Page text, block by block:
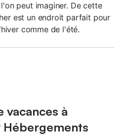
peut imaginer. De cette
est un endroit parfait pour
comme de l'été.
vacances à